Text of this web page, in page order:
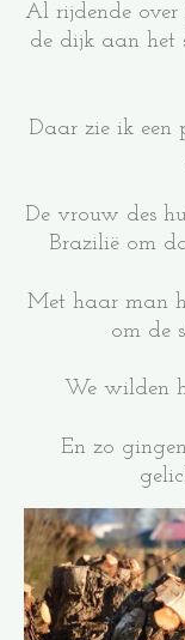
Al rijdende over
de dijk aan het
Daar zie ik een
De vrouw des
Brazilië om
Met haar man
om de
We wilden
En zo